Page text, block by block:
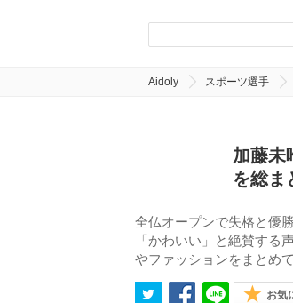
Aidoly スポーツ選手
加藤未
を総ま
全仏オープンで失格と優
「かわいい」と絶賛する
やファッションをまとめ
お気